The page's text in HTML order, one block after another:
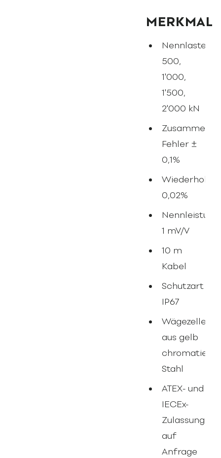
MERKMALE
Nennlasten
500,
1'000,
1'500,
2'000 kN
Fehler ±
0,1%
0,02%
Nennleistung
1 mV/V
10 m
Kabel
Schutzart
IP67
Wägezelle
aus gelb
Stahl
ATEX- und
IECEx-
Zulassung
auf
Anfrage